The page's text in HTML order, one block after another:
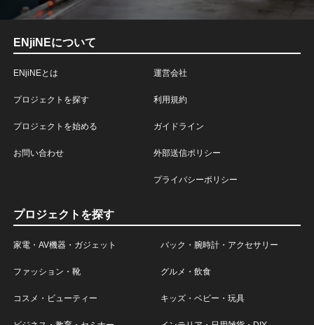
ENjiNEについて
ENjiNEとは
プロジェクトを探す
プロジェクトを始める
お問い合わせ
運営会社
利用規約
ガイドライン
外部送信ポリシー
プライバシーポリシー
プロジェクトを探す
家電・AV機器・ガジェット バック・腕時計・アクセサリー
ファッション・靴 グルメ・飲食
コスメ・ビューティー キッズ・ベビー・玩具